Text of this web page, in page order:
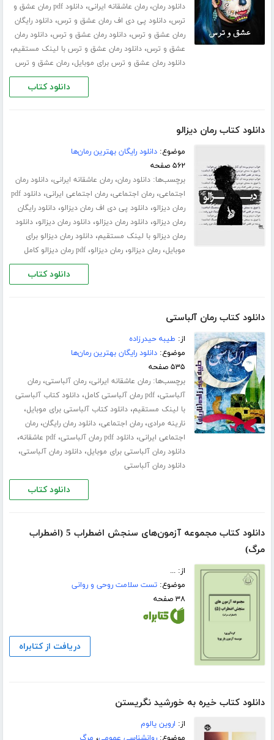
دانلود رمان،رمان عاشقانه ایرانی،
دانلود pdf رمان عشق و
ترس،دانلود پی دی اف رمان عشق و ترس،دانلود رایگان
رمان عشق و ترس،دانلود رمان عشق و ترس،دانلود رمان
عشق و ترس،دانلود رمان عشق و ترس با لینک مستقیم،
دانلود رمان عشق و ترس برای موبایل،رمان عشق و ترس
دانلود کتاب
دانلود کتاب رمان دیزالو
موضوع:دانلود رایگان بهترین رمان‌ها
۵۶۲ صفحه
برچسب‌ها:دانلود رمان،رمان عاشقانه ایرانی،دانلود رمان
اجتماعی،رمان اجتماعی،رمان اجتماعی ایرانی،
دانلود pdf
رمان دیزالو،دانلود پی دی اف رمان دیزالو،دانلود رایگان
رمان دیزالو،دانلود رمان دیزالو،دانلود رمان دیزالو،دانلود
رمان دیزالو با لینک مستقیم،دانلود رمان دیزالو برای
موبایل،رمان دیزالو،رمان دیزالو،pdf رمان دیزالو کامل
دانلود کتاب
دانلود کتاب رمان آلباستی
از: طیبه حیدرزاده
موضوع:دانلود رایگان بهترین رمان‌ها
۵۳۵ صفحه
برچسب‌ها:رمان عاشقانه ایرانی،رمان آلباستی،رمان
آلباستی،pdf رمان آلباستی کامل ،دانلود کتاب آلباستی
با لینک مستقیم،دانلود کتاب آلباستی برای موبایل،
نارینه مرادی،رمان اجتماعی،دانلود رمان رایگان،رمان
اجتماعی ایرانی،دانلود pdf رمان آلباستی ،pdf عاشقانه ،
دانلود رمان آلباستی برای موبایل،دانلود رمان آلباستی،
دانلود رمان آلباستی
دانلود کتاب
دانلود کتاب مجموعه آزمون‌های سنجش اضطراب 5 (اضطراب
مرگ)
از: ...
موضوع:تست سلامت روحی و روانی
۳۸ صفحه
دریافت از کتابراه
دانلود کتاب خیره به خورشید نگریستن
از: اروین یالوم